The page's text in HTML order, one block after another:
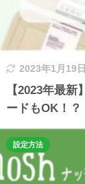
2023年1月19日
【2023年最
ードもOK！？
設定方法